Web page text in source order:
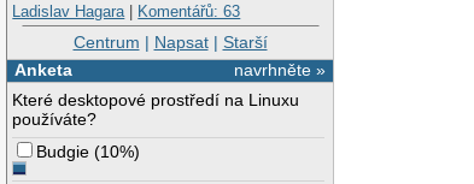
Ladislav Hagara | Komentářů: 63
Centrum | Napsat| Starší
navrhněte »
Anketa
Které desktopové prostředí na Linuxu
používáte?
Budgie (10%)